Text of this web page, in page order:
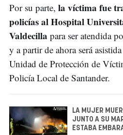
Por su parte, la víctima fue
policías al Hospital
Valdecilla para ser atendida
y a partir de ahora será
Unidad de Protección de
Policía Local de Santander.
LA MUJER
JUNTO A SU
ESTABA